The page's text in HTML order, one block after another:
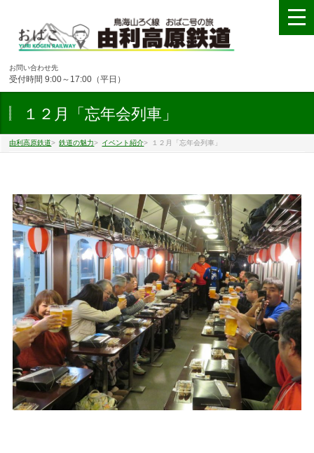
お問い合わせ先
受付時間 9:00～17:00（平日）
１２月「忘年会列車」
由利高原鉄道> 鉄道の魅力> イベント紹介> １２月「忘年会列車」